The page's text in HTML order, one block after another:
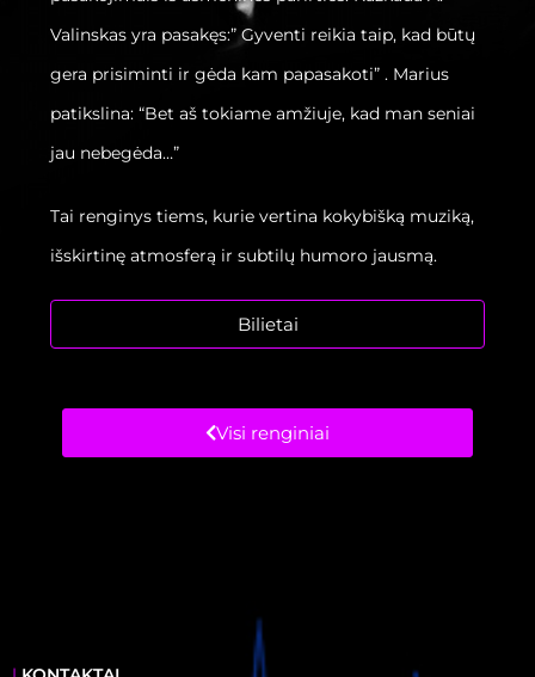
Valinskas yra pasakęs:” Gyventi reikia taip, kad būtų
gera prisiminti ir gėda kam papasakoti” . Marius
patikslina: “Bet aš tokiame amžiuje, kad man seniai
jau nebegėda…”
Tai renginys tiems, kurie vertina kokybišką muziką,
išskirtinę atmosferą ir subtilų humoro jausmą.
Bilietai
Visi renginiai